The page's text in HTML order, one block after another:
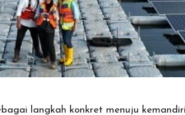
langkah konkret menuju